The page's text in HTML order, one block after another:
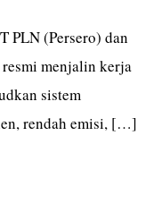
PLN (Persero) dan
menjalin kerja
sistem
rendah emisi, […]